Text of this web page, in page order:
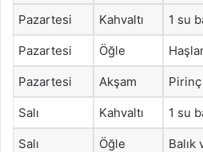
Pazartesi Kahvaltı 1 su
Pazartesi Öğle
Pazartesi Akşam Pirinç
Salı Kahvaltı 1 su
Salı Öğle Balık